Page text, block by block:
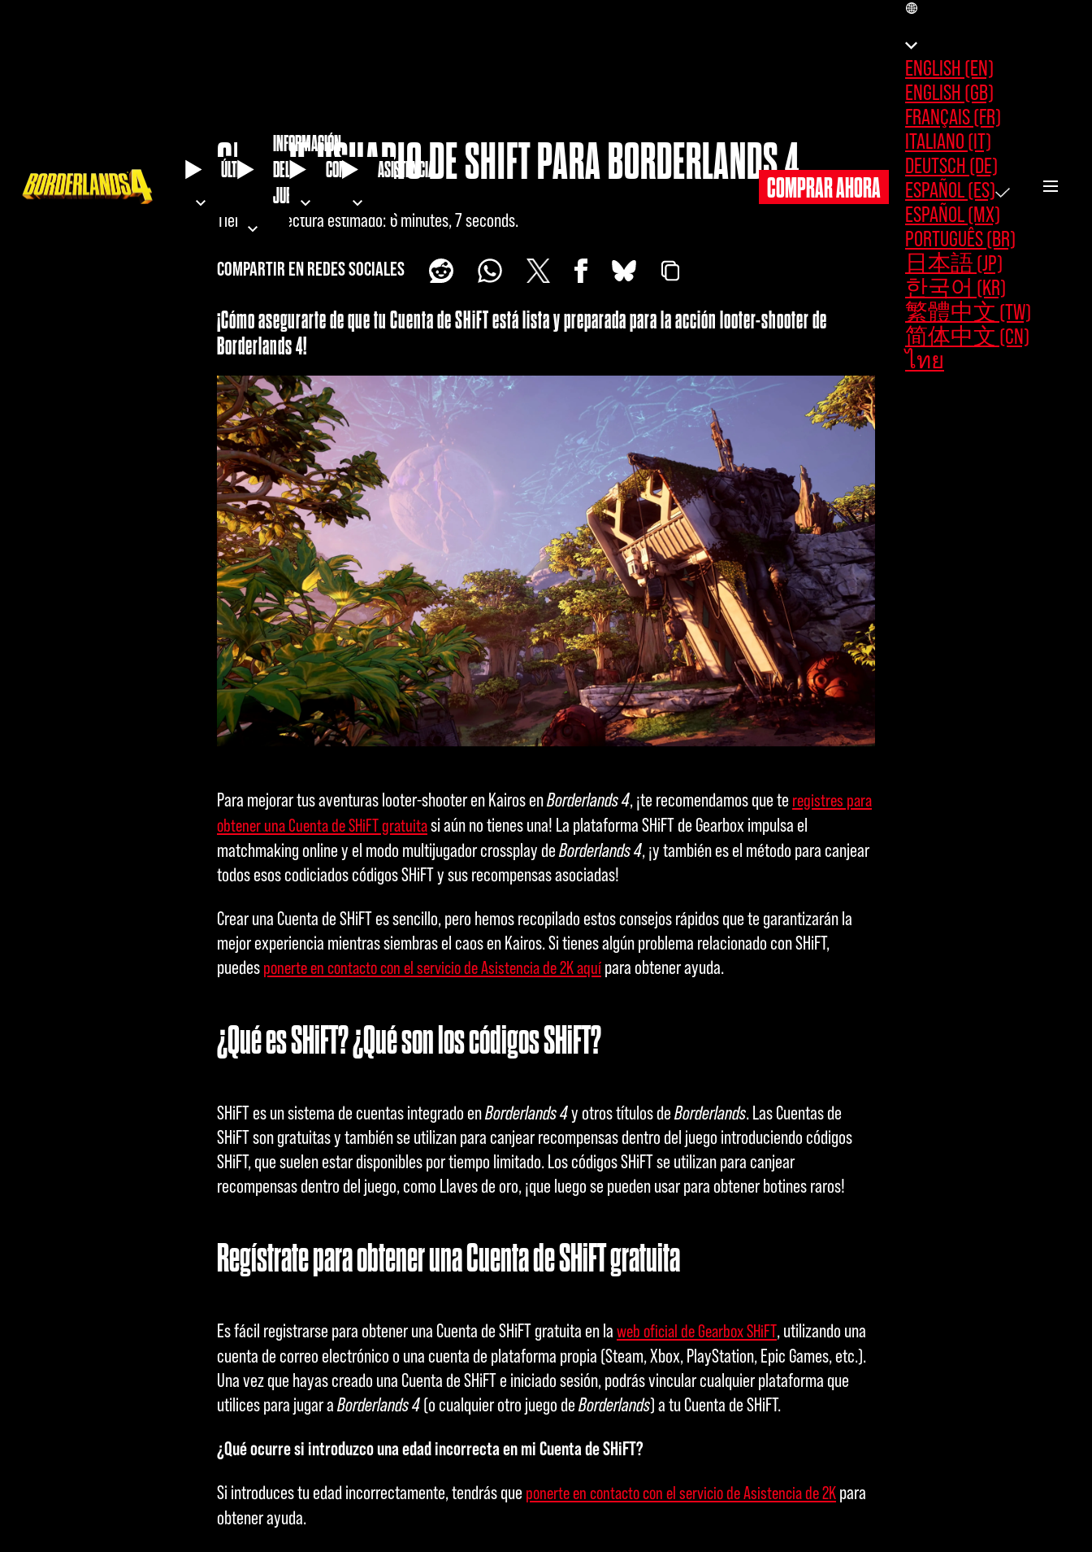
ÚLTIMAS
INFORMACIÓN
DEL
JUEGO
COMUNIDADASISTENCIA
COMPRAR AHORA
ENGLISH (EN)
ENGLISH (GB)
FRANÇAIS (FR)
ITALIANO (IT)
DEUTSCH (DE)
ESPAÑOL (ES)
ESPAÑOL (MX)
PORTUGUÊS (BR)
日本語 (JP)
한국어 (KR)
繁體中文 (TW)
简体中文 (CN)
ไทย
GUÍA DE USUARIO DE SHIFT PARA BORDERLANDS 4
Tiempo de lectura estimado 6 minutes, 7 seconds
COMPARTIR EN REDES SOCIALES
¡Cómo asegurarte de que tu Cuenta de SHiFT está lista y preparada para la acción looter-shooter de
Borderlands 4!
Para mejorar tus aventuras looter-shooter en Kairos enBorderlands 4, ¡te recomendamos que te registres para
obtener una Cuenta de SHiFT gratuitasi aún no tienes una! La plataforma SHiFT de Gearbox impulsa el
matchmaking online y el modo multijugador crossplay deBorderlands 4, ¡y también es el método para canjear
todos esos codiciados códigos SHiFT y sus recompensas asociadas!
Crear una Cuenta de SHiFT es sencillo, pero hemos recopilado estos consejos rápidos que te garantizarán la
mejor experiencia mientras siembras el caos en Kairos. Si tienes algún problema relacionado con SHiFT,
puedes ponerte en contacto con el servicio de Asistencia de 2K aquí para obtener ayuda.
¿Qué es SHiFT? ¿Qué son los códigos SHiFT?
SHiFT es un sistema de cuentas integrado enBorderlands 4y otros títulos deBorderlands. Las Cuentas de
SHiFT son gratuitas y también se utilizan para canjear recompensas dentro del juego introduciendo códigos
SHiFT, que suelen estar disponibles por tiempo limitado. Los códigos SHiFT se utilizan para canjear
recompensas dentro del juego, como Llaves de oro, ¡que luego se pueden usar para obtener botines raros!
Regístrate para obtener una Cuenta de SHiFT gratuita
Es fácil registrarse para obtener una Cuenta de SHiFT gratuita en la web oficial de Gearbox SHiFT, utilizando una
cuenta de correo electrónico o una cuenta de plataforma propia (Steam, Xbox, PlayStation, Epic Games, etc.).
Una vez que hayas creado una Cuenta de SHiFT e iniciado sesión, podrás vincular cualquier plataforma que
utilices para jugar aBorderlands 4(o cualquier otro juego deBorderlands) a tu Cuenta de SHiFT.
¿Qué ocurre si introduzco una edad incorrecta en mi Cuenta de SHiFT?
Si introduces tu edad incorrectamente, tendrás que ponerte en contacto con el servicio de Asistencia de 2K para
obtener ayuda.